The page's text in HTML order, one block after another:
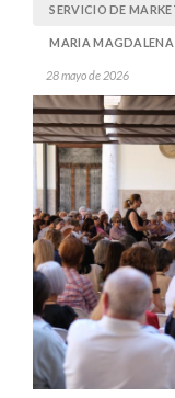
SERVICIO DE
MARIA MAGDALENA
28 mayo de 2026